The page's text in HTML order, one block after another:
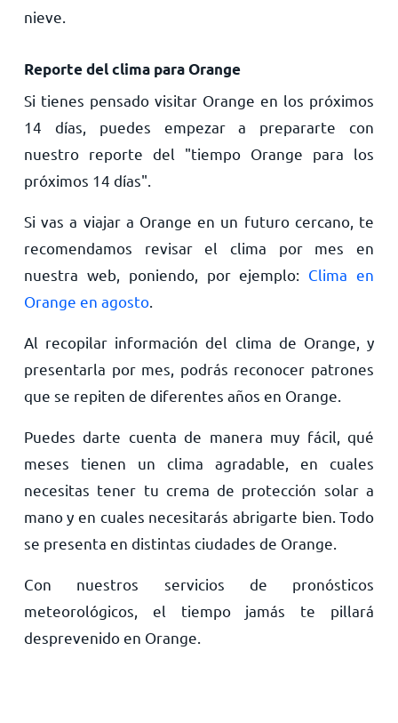
nieve.
Reporte del clima para Orange
Si tienes pensado visitar Orange en los próximos
14 días, puedes empezar a prepararte con
nuestro reporte del "tiempo Orange para los
próximos 14 días".
Si vas a viajar a Orange en un futuro cercano, te
recomendamos revisar el clima por mes en
nuestra web, poniendo, por ejemplo: Clima en
Orange en agosto.
Al recopilar información del clima de Orange, y
presentarla por mes, podrás reconocer patrones
que se repiten de diferentes años en Orange.
Puedes darte cuenta de manera muy fácil, qué
meses tienen un clima agradable, en cuales
necesitas tener tu crema de protección solar a
mano y en cuales necesitarás abrigarte bien. Todo
se presenta en distintas ciudades de Orange.
Con nuestros servicios de pronósticos
meteorológicos, el tiempo jamás te pillará
desprevenido en Orange.